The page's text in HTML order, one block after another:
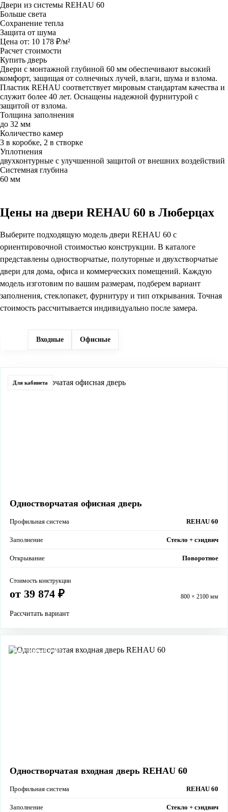
Двери из системы REHAU 60
Больше света
Сохранение тепла
Защита от шума
Цена от: 10 178 ₽/м²
Расчет стоимости
Купить дверь
Двери с монтажной глубиной 60 мм обеспечивают высокий
комфорт, защищая от солнечных лучей, влаги, шума и взлома.
Пластик REHAU соответствует мировым стандартам качества и
служит более 40 лет. Оснащены надежной фурнитурой с
защитой от взлома.
Толщина заполнения
до 32 мм
Количество камер
3 в коробке, 2 в створке
Уплотнения
двухконтурные с улучшенной защитой от внешних воздействий
Системная глубина
60 мм
Цены на двери REHAU 60 в Люберцах
Выберите подходящую модель двери REHAU 60 с
ориентировочной стоимостью конструкции. В каталоге
представлены одностворчатые, полуторные и двухстворчатые
двери для дома, офиса и коммерческих помещений. Каждую
модель изготовим по вашим размерам, подберем вариант
заполнения, стеклопакет, фурнитуру и тип открывания. Точная
стоимость рассчитывается индивидуально после замера.
Входные Офисные
Для кабинета
Одностворчатая офисная дверь
Профильная система REHAU 60
Заполнение Стекло + сэндвич
Открывание Поворотное
Стоимость конструкции
от 39 874 ₽ 800 × 2100 мм
Рассчитать вариант
Популярный выбор
Одностворчатая входная дверь REHAU 60
Профильная система REHAU 60
Заполнение Стекло + сэндвич